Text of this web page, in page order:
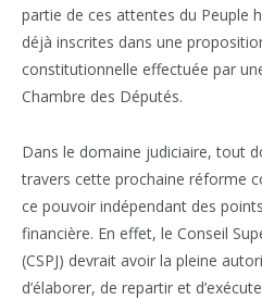
partie de ces attentes du Peuple
déjà inscrites dans une
constitutionnelle effectuée par
Chambre des Députés.
Dans le domaine judiciaire, tout
travers cette prochaine réforme
ce pouvoir indépendant des
financière. En effet, le Conseil
(CSPJ) devrait avoir la pleine
d’élaborer, de repartir et